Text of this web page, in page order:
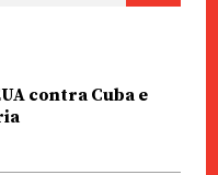
contra Cuba e